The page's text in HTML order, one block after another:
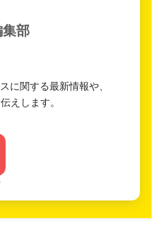
集部
に関する最新情報や、
えします。